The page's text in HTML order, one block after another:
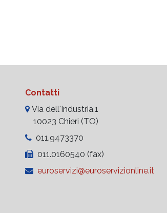
Contatti
Via dell'Industria,1
10023 Chieri (TO)
011.9473370
011.0160540 (fax)
euroservizi@euroservizionline.it